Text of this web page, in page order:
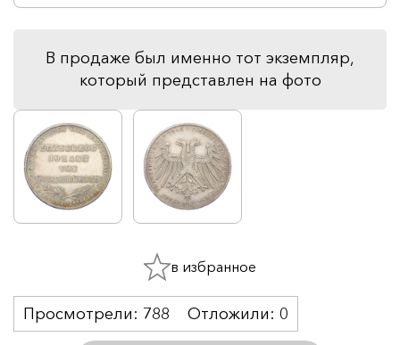
В продаже был именно тот экземпляр,
который представлен на фото
Просмотрели: 788 Отложили: 0
в избранное